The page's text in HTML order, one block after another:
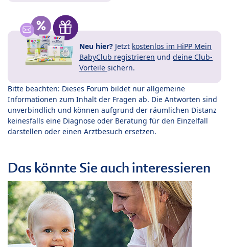
Neu hier? Jetzt kostenlos im HiPP Mein
BabyClub registrieren und deine Club-
Vorteile sichern.
Bitte beachten: Dieses Forum bildet nur allgemeine
Informationen zum Inhalt der Fragen ab. Die Antworten sind
unverbindlich und können aufgrund der räumlichen Distanz
keinesfalls eine Diagnose oder Beratung für den Einzelfall
darstellen oder einen Arztbesuch ersetzen.
Das könnte Sie auch interessieren